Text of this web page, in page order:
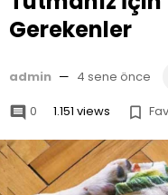
Gerekenler
admin — 4 sene önce
 0 1.151 views 